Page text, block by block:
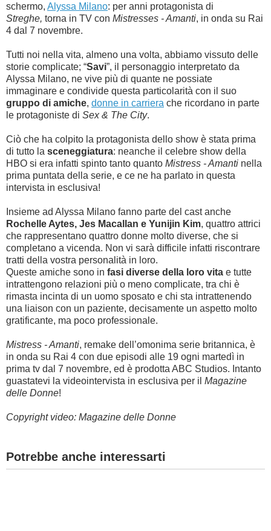
schermo, Alyssa Milano: per anni protagonista di
Streghe, torna in TV con Mistresses - Amanti, in onda su Rai
4 dal 7 novembre.
Tutti noi nella vita, almeno una volta, abbiamo vissuto delle
storie complicate; “Savi”, il personaggio interpretato da
Alyssa Milano, ne vive più di quante ne possiate
immaginare e condivide questa particolarità con il suo
gruppo di amiche, donne in carriera che ricordano in parte
le protagoniste di Sex & The City.
Ciò che ha colpito la protagonista dello show è stata prima
di tutto la sceneggiatura: neanche il celebre show della
HBO si era infatti spinto tanto quanto Mistress - Amanti nella
prima puntata della serie, e ce ne ha parlato in questa
intervista in esclusiva!
Insieme ad Alyssa Milano fanno parte del cast anche
Rochelle Aytes, Jes Macallan e Yunijin Kim, quattro attrici
che rappresentano quattro donne molto diverse, che si
completano a vicenda. Non vi sarà difficile infatti riscontrare
tratti della vostra personalità in loro.
Queste amiche sono in fasi diverse della loro vita e tutte
intrattengono relazioni più o meno complicate, tra chi è
rimasta incinta di un uomo sposato e chi sta intrattenendo
una liaison con un paziente, decisamente un aspetto molto
gratificante, ma poco professionale.
Mistress - Amanti, remake dell’omonima serie britannica, è
in onda su Rai 4 con due episodi alle 19 ogni martedì in
prima tv dal 7 novembre, ed è prodotta ABC Studios. Intanto
guastatevi la videointervista in esclusiva per il Magazine
delle Donne!
Copyright video: Magazine delle Donne
Potrebbe anche interessarti